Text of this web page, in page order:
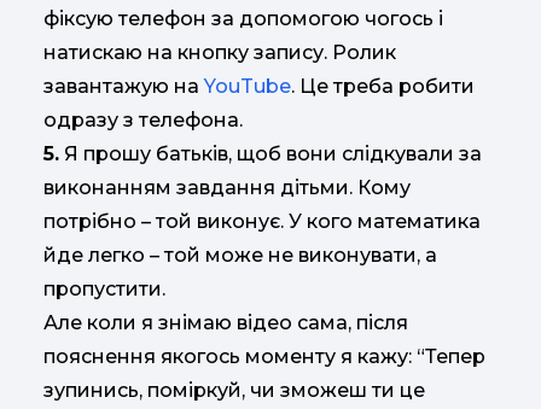
фіксую телефон за допомогою чогось і
натискаю на кнопку запису. Ролик
завантажую наYouTube. Це треба робити
одразу з телефона.
5. Я прошу батьків, щоб вони слідкували за
виконанням завдання дітьми. Кому
потрібно – той виконує. У кого математика
йде легко – той може не виконувати, а
пропустити.
Але коли я знімаю відео сама, після
пояснення якогось моменту я кажу: “Тепер
зупинись, поміркуй, чи зможеш ти це